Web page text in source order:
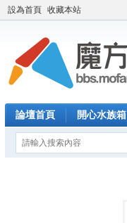
設為首頁 收藏本站
論壇首頁 開心水族箱